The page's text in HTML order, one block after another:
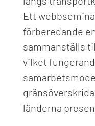
Ett
förberedande
sammanställs
vilket
länderna